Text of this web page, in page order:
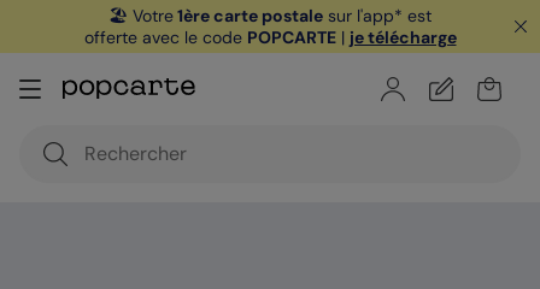
🏖️ Votre1ère carte postale sur l'app* est
offerte avec le code POPCARTE| je télécharge